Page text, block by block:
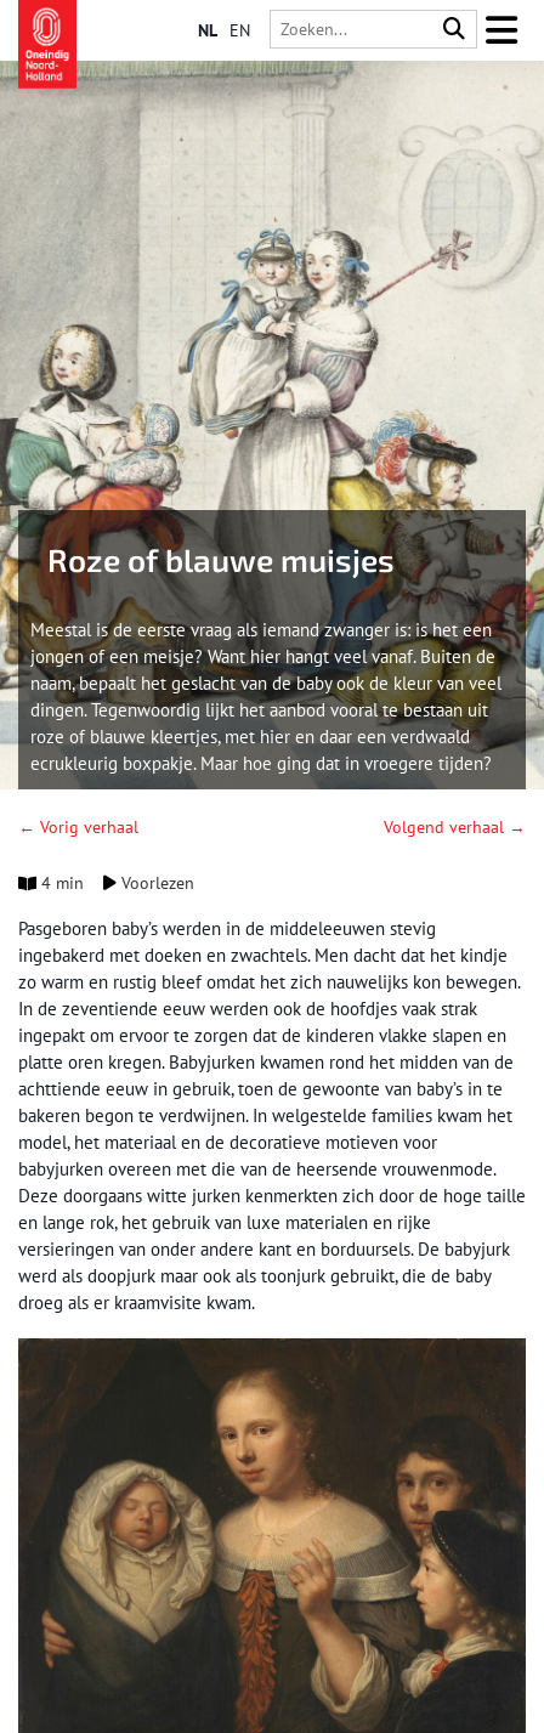
NL EN
Roze of blauwe muisjes
Meestal is de eerste vraag als iemand zwanger is: is het een
jongen of een meisje? Want hier hangt veel vanaf. Buiten de
naam, bepaalt het geslacht van de baby ook de kleur van veel
dingen. Tegenwoordig lijkt het aanbod vooral te bestaan uit
roze of blauwe kleertjes, met hier en daar een verdwaald
ecrukleurig boxpakje. Maar hoe ging dat in vroegere tijden?
← Vorig verhaal Volgend verhaal →
4 min Voorlezen
Pasgeboren baby’s werden in de middeleeuwen stevig
ingebakerd met doeken en zwachtels. Men dacht dat het kindje
zo warm en rustig bleef omdat het zich nauwelijks kon bewegen.
In de zeventiende eeuw werden ook de hoofdjes vaak strak
ingepakt om ervoor te zorgen dat de kinderen vlakke slapen en
platte oren kregen. Babyjurken kwamen rond het midden van de
achttiende eeuw in gebruik, toen de gewoonte van baby’s in te
bakeren begon te verdwijnen. In welgestelde families kwam het
model, het materiaal en de decoratieve motieven voor
babyjurken overeen met die van de heersende vrouwenmode.
Deze doorgaans witte jurken kenmerkten zich door de hoge taille
en lange rok, het gebruik van luxe materialen en rijke
versieringen van onder andere kant en borduursels. De babyjurk
werd als doopjurk maar ook als toonjurk gebruikt, die de baby
droeg als er kraamvisite kwam.